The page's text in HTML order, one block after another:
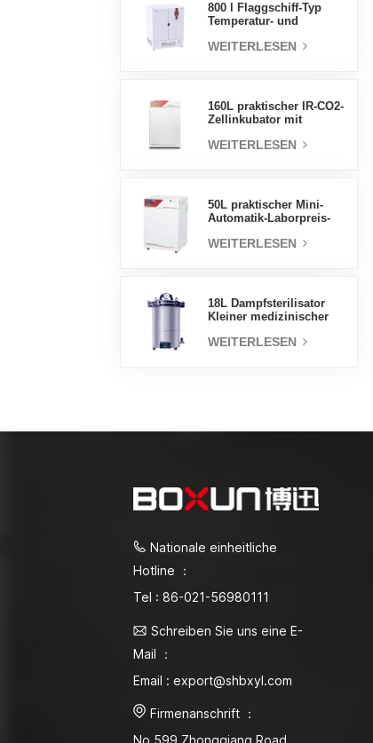
800 l Flaggschiff-Typ
Temperatur- und
Inkubatorkammer,
WEITERLESEN
160L praktischer IR-CO2-
Zellinkubator mit
professionelle Fabrik-
WEITERLESEN
50L praktischer Mini-
Automatik-Laborpreis-
WEITERLESEN
18L Dampfsterilisator
Kleiner medizinischer
Autoklav
WEITERLESEN
Nationale einheitliche
Hotline ：
Tel : 86-021-56980111
Schreiben Sie uns eine E-
Mail ：
Email : export@shbxyl.com
Firmenanschrift ：